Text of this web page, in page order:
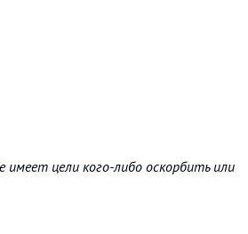
имеет цели кого-либо оскорбить или